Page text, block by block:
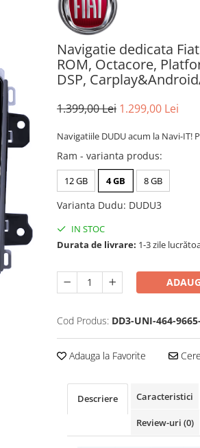
Navigatie dedicata
ROM, Octacore,
DSP,
1.399,00 Lei 1.299,00 Lei
Navigatiile DUDU acum la Navi-IT!
Ram - varianta produs:
12 GB 4 GB 8 GB
Varianta Dudu: DUDU3
IN STOC
Durata de livrare: 1-3 zile
Cod Produs: DD3-UNI-464-
Adauga la Favorite
Descriere Caracteristici
Review-uri (0)